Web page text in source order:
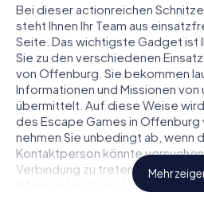
Bei dieser actionreichen
steht Ihnen Ihr Team aus
Seite. Das wichtigste Gadget ist
Sie zu den verschiedenen
von Offenburg. Sie bekommen
Informationen und Missionen von
übermittelt. Auf diese Weise
des Escape Games in
nehmen Sie unbedingt ab, wenn
Kontaktperson könnte
Verbindung zu treten … Doch
Informant entpuppt sich als
Mehr